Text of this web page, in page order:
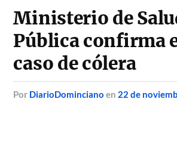
Ministerio de
Pública confirma
caso de cólera
por DiarioDominciano en 22 de